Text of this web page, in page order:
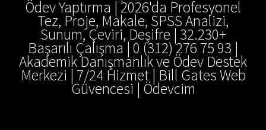
Ödev Yaptırma | 2026'da Profesyonel
Tez, Proje, Makale, SPSS Analizi,
Sunum, Çeviri, Deşifre | 32.230+
Başarılı Çalışma | 0 (312) 276 75 93 |
Akademik Danışmanlık ve Ödev Destek
Merkezi | 7/24 Hizmet | Bill Gates Web
Güvencesi | Ödevcim